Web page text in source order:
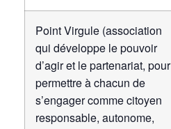
Point Virgule (association
qui développe le pouvoir
d’agir et le partenariat, pour
permettre à chacun de
s’engager comme citoyen
responsable, autonome,